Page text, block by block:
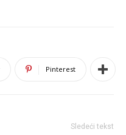
Pinterest
Sledeći tekst